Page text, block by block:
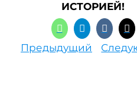
ИСТОРИЕЙ!
Предыдущий